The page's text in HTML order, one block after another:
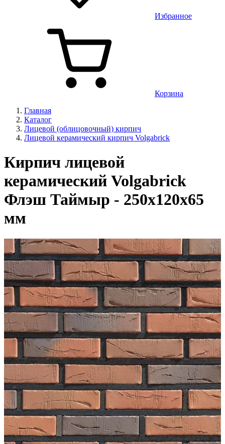
Избранное
Корзина
Главная
Каталог
Лицевой (облицовочный) кирпич
Лицевой керамический кирпич Volgabrick
Кирпич лицевой
керамический Volgabrick
Флэш Таймыр - 250х120х65
мм